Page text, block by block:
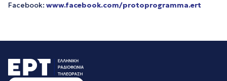
Facebook: www.facebook.com/protoprogramma.ert